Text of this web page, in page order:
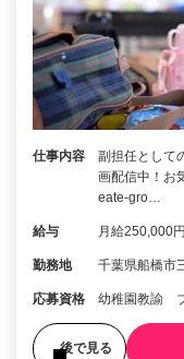
仕事内容
副担任として
画配信中！お
eate-gro…
給与 月給250,000
勤務地 千葉県船橋市
応募資格 幼稚園教諭
後で見る